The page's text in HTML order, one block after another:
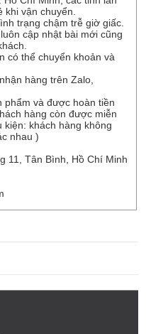
khi vận chuyển.
trạng chậm trễ giờ giấc.
cập nhật bài mới cũng
có thể chuyển khoản và
hàng trên Zalo,
phẩm và được hoàn tiền
hàng còn được miễn
khách hàng không
nhau )
11, Tân Bình, Hồ Chí Minh